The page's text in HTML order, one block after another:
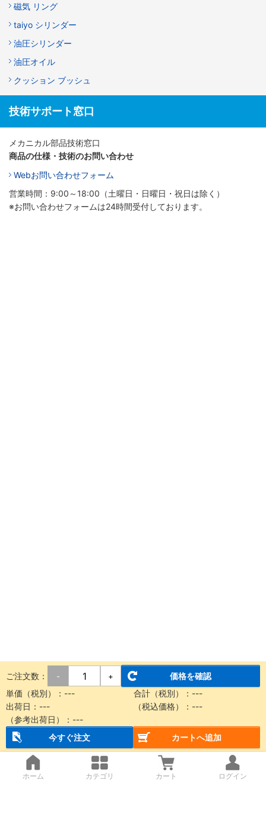
磁気 リング
taiyo シリンダー
油圧シリンダー
油圧オイル
クッション ブッシュ
技術サポート窓口
メカニカル部品技術窓口
商品の仕様・技術のお問い合わせ
Webお問い合わせフォーム
営業時間：9:00～18:00（土曜日・日曜日・祝日は除く）
※お問い合わせフォームは24時間受付しております。
ご注文数： - +
価格を確認
単価（税別）： --- 合計（税別）： ---
出荷日： --- （税込価格）： ---
（参考出荷日）： ---
今すぐ注文
カートへ追加
ホーム カテゴリ カート ログイン